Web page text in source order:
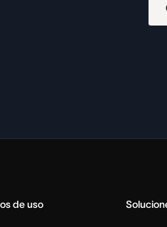
de uso